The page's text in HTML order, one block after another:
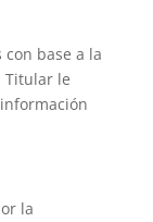
base a la
Titular le
la